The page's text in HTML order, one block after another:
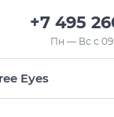
+7 495
Пн — Вс с
Eyes